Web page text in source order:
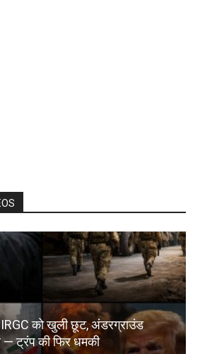
को खुली छूट, अंडरग्राउंड
— ट्रंप की फिर धमकी